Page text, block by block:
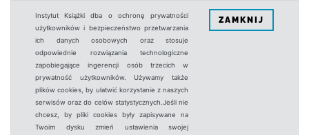
Instytut Książki dba o ochronę prywatności
użytkowników i bezpieczeństwo przetwarzania
ich danych osobowych oraz stosuje
odpowiednie rozwiązania technologiczne
zapobiegające ingerencji osób trzecich w
prywatność użytkowników. Używamy także
plików cookies, by ułatwić korzystanie z naszych
serwisów oraz do celów statystycznych.Jeśli nie
chcesz, by pliki cookies były zapisywane na
Twoim dysku zmień ustawienia swojej
ZAMKNIJ